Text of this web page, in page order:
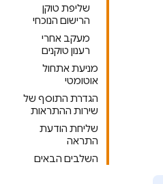
שליפת טוקן
הרישום הנוכחי
מעקב אחרי
רענון טוקנים
מניעת אתחול
אוטומטי
הגדרת התוסף של
שירות ההתראות
שליחת הודעת
התראה
השלבים הבאים